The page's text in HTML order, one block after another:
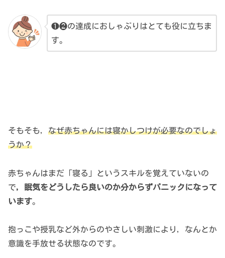
❶❷の達成におしゃぶりはとても役に立ちま
す。
そもそも， なぜ赤ちゃんには寝かしつけが必要なのでしょ
うか？
赤ちゃんはまだ「寝る」というスキルを覚えていないの
で，眠気をどうしたら良いのか分からずパニックになって
います。
抱っこや授乳など外からのやさしい刺激により，なんとか
意識を手放せる状態なのです。